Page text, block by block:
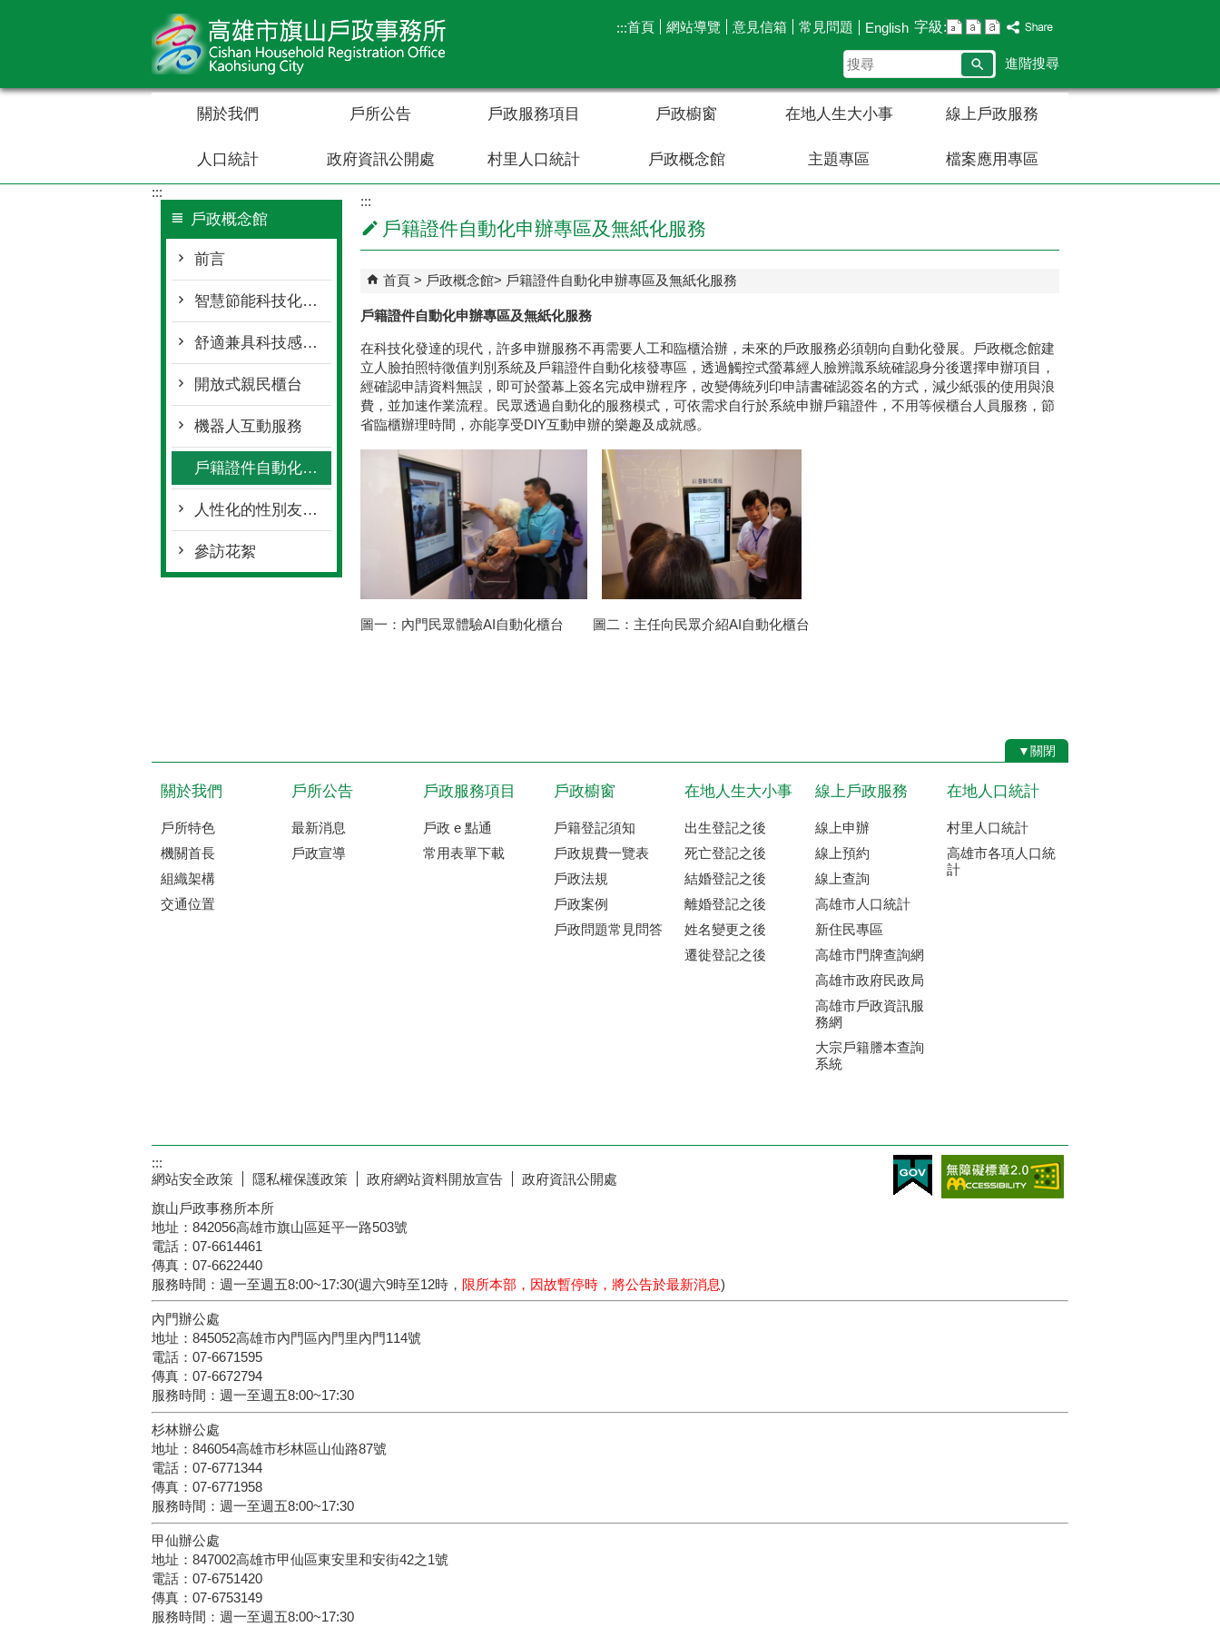
:::首頁 網站導覽 意見信箱 常見問題 English 字級:
搜
尋
進階搜尋
關於我們 戶所公告 戶政服務項目 戶政櫥窗 在地人生大小事 線上戶政服務
人口統計 政府資訊公開處 村里人口統計 戶政概念館 主題專區 檔案應用專區
:::
戶政概念館
前言
智慧節能科技化外觀設計
舒適兼具科技感等候區
開放式親民櫃台
機器人互動服務
戶籍證件自動化申辦專區及無紙化服務
人性化的性別友善廁所
參訪花絮
:::
戶籍證件自動化申辦專區及無紙化服務
首頁 戶政概念館 戶籍證件自動化申辦專區及無紙化服務
戶籍證件自動化申辦專區及無紙化服務
在科技化發達的現代，許多申辦服務不再需要人工和臨櫃洽辦，未來的戶政服務必須朝向自動化發展。戶政概念館建
立人臉拍照特徵值判別系統及戶籍證件自動化核發專區，透過觸控式螢幕經人臉辨識系統確認身分後選擇申辦項目，
經確認申請資料無誤，即可於螢幕上簽名完成申辦程序，改變傳統列印申請書確認簽名的方式，減少紙張的使用與浪
費，並加速作業流程。民眾透過自動化的服務模式，可依需求自行於系統申辦戶籍證件，不用等候櫃台人員服務，節
省臨櫃辦理時間，亦能享受DIY互動申辦的樂趣及成就感。
圖一：內門民眾體驗AI自動化櫃台 圖二：主任向民眾介紹AI自動化櫃台
▼關閉
關於我們
戶所特色
機關首長
組織架構
交通位置
戶所公告
最新消息
戶政宣導
戶政服務項目
戶政 e 點通
常用表單下載
戶政櫥窗
戶籍登記須知
戶政規費一覽表
戶政法規
戶政案例
戶政問題常見問答
在地人生大小事
出生登記之後
死亡登記之後
結婚登記之後
離婚登記之後
姓名變更之後
遷徙登記之後
線上戶政服務
線上申辦
線上預約
線上查詢
高雄市人口統計
新住民專區
高雄市門牌查詢網
高雄市政府民政局
高雄市戶政資訊服
務網
大宗戶籍謄本查詢
系統
在地人口統計
村里人口統計
高雄市各項人口統
計
:::
網站安全政策
隱私權保護政策 政府網站資料開放宣告
政府資訊公開處
旗山戶政事務所本所
地址：842056高雄市旗山區延平一路503號
電話：07-6614461
傳真：07-6622440
服務時間：週一至週五8:00~17:30(週六9時至12時， 限所本部，因故暫停時，將公告於最新消息)
內門辦公處
地址：845052高雄市內門區內門里內門114號
電話：07-6671595
傳真：07-6672794
服務時間：週一至週五8:00~17:30
杉林辦公處
地址：846054高雄市杉林區山仙路87號
電話：07-6771344
傳真：07-6771958
服務時間：週一至週五8:00~17:30
甲仙辦公處
地址：847002高雄市甲仙區東安里和安街42之1號
電話：07-6751420
傳真：07-6753149
服務時間：週一至週五8:00~17:30